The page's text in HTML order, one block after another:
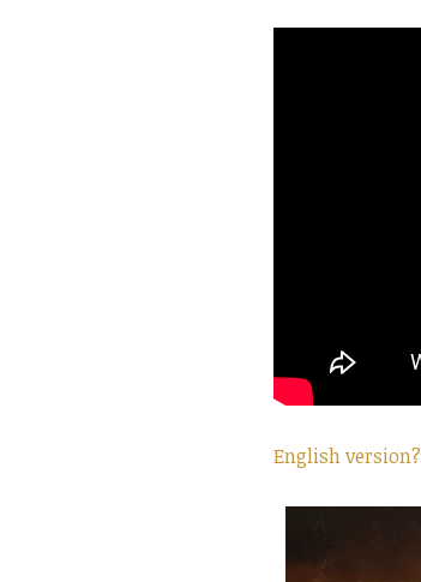
English version?